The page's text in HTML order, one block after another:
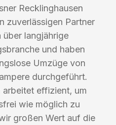
Recklinghausen
zuverlässigen Partner
langjährige
und haben
Umzüge von
durchgeführt.
arbeitet effizient, um
wie möglich zu
großen Wert auf die